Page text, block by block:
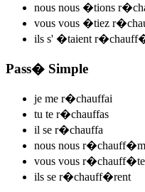
nous nous �tions
vous vous �tiez
ils s' �taient r�chauff
Pass� Simple
je me r�chauffai
tu te r�chauffas
il se r�chauffa
nous nous r�chauff
vous vous r�chauff
ils se r�chauff�rent